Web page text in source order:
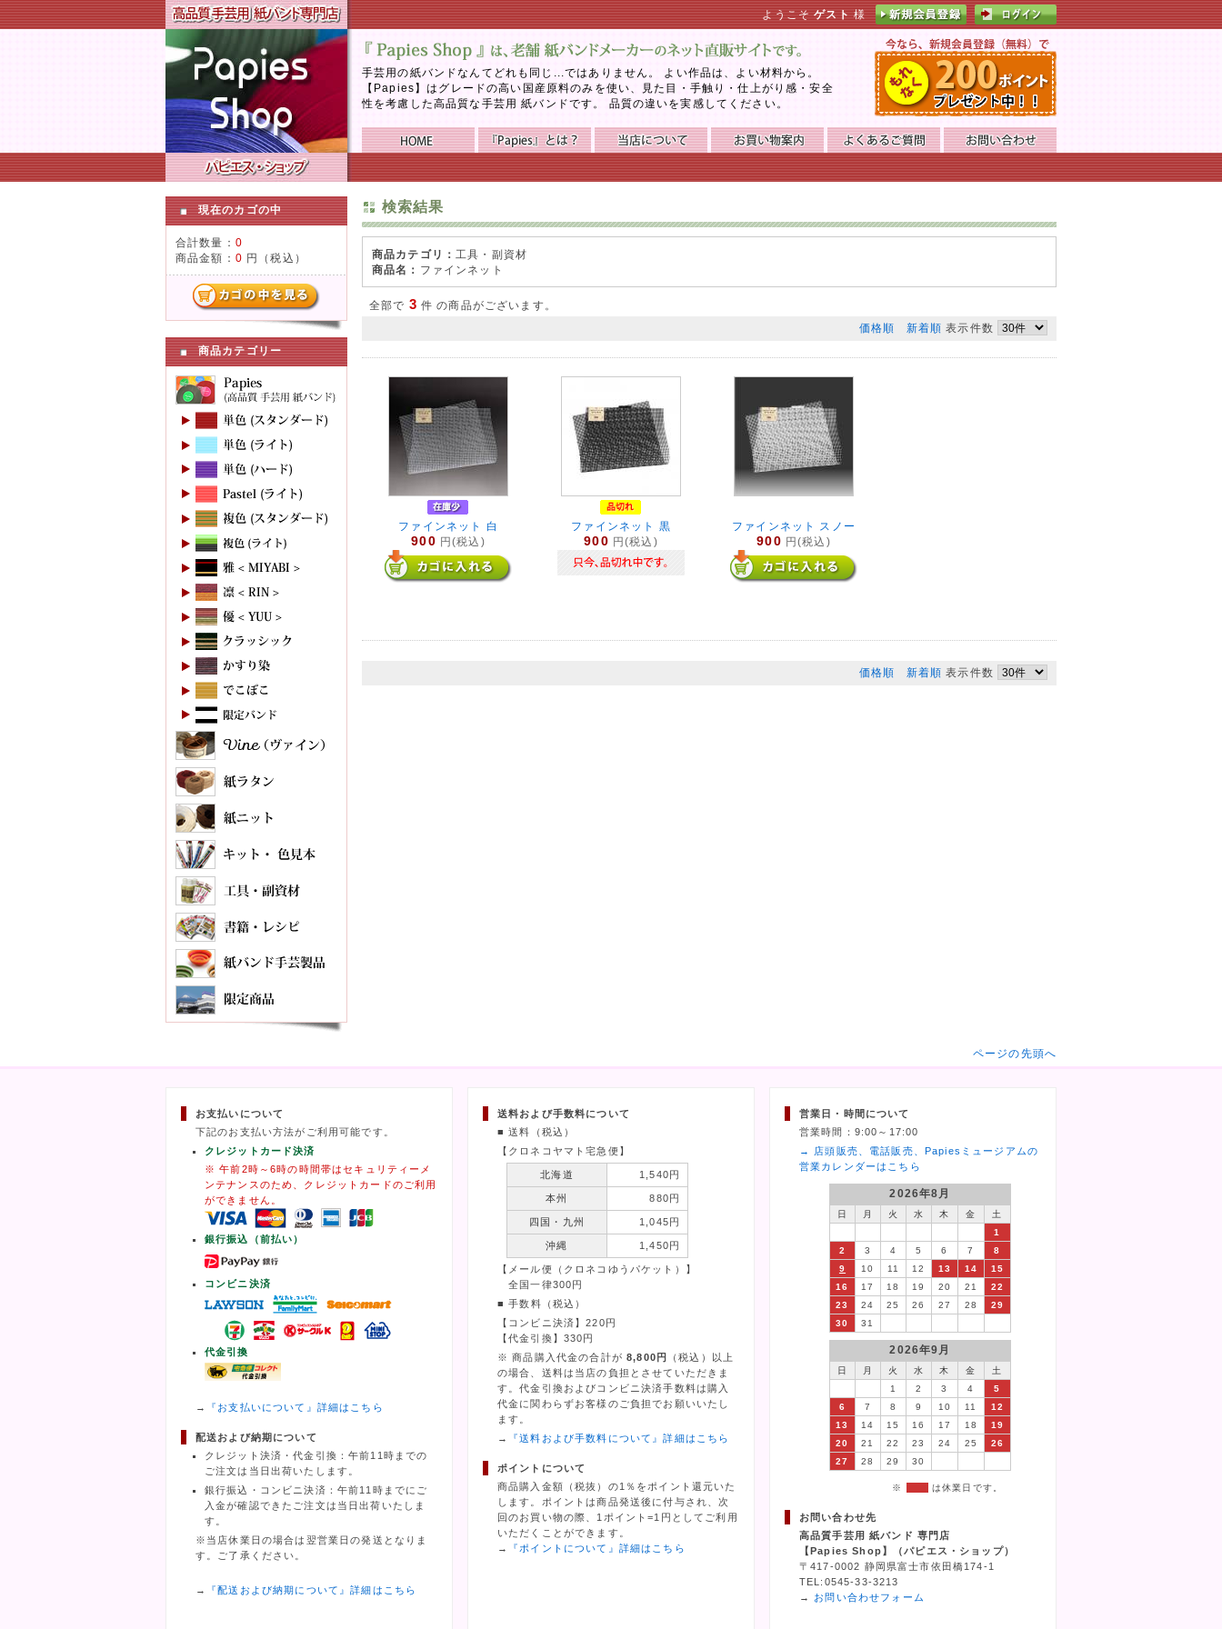
ようこそゲスト様
手芸用の紙バンドなんてどれも同じ...ではありません。 よい作品は、よい材料から。
【Papies】はグレードの高い国産原料のみを使い、見た目・手触り・仕上がり感・安全
性を考慮した高品質な手芸用 紙バンドです。 品質の違いを実感してください。
現在のカゴの中
合計数量： 0
商品金額： 0 円（税込）
商品カテゴリー
検索結果
商品カテゴリ： 工具・副資材
商品名： ファインネット
全部で 3 件 の商品がございます。
価格順
新着順 表示件数
ファインネット 白
900 円(税込)
ファインネット 黒
900 円(税込)
ファインネット スノー
900 円(税込)
価格順 新着順 表示件数
ページの先頭へ
お支払いについて
下記のお支払い方法がご利用可能です。
クレジットカード決済
※ 午前2時～6時の時間帯はセキュリティーメ
ンテナンスのため、クレジットカードのご利用
ができません。
銀行振込（前払い）
コンビニ決済
代金引換
→ 『お支払いについて』詳細はこちら
配送および納期について
クレジット決済・代金引換：午前11時までの
ご注文は当日出荷いたします。
銀行振込・コンビニ決済：午前11時までにご
入金が確認できたご注文は当日出荷いたしま
す。
※当店休業日の場合は翌営業日の発送となりま
す。ご了承ください。
→ 『配送および納期について』詳細はこちら
送料および手数料について
■ 送料（税込）
【クロネコヤマト宅急便】
北海道 1,540円
本州 880円
四国・九州 1,045円
沖縄 1,450円
【メール便（クロネコゆうパケット）】
全国一律300円
■ 手数料（税込）
【コンビニ決済】220円
【代金引換】330円
※ 商品購入代金の合計が 8,800円
（税込）以上
の場合、送料は当店の負担とさせていただきま
す。代金引換およびコンビニ決済手数料は購入
代金に関わらずお客様のご負担でお願いいたし
ます。
→
『送料および手数料について』詳細はこちら
ポイントについて
商品購入金額（税抜）の1％をポイント還元いた
します。ポイントは商品発送後に付与され、次
回のお買い物の際、1ポイント=1円としてご利用
いただくことができます。
→
『ポイントについて』詳細はこちら
営業日・時間について
営業時間：9:00～17:00
→ 店頭販売、電話販売、Papiesミュージアムの
営業カレンダーはこちら
2026年8月
日 月 火 水 木 金
土
1
2
3 4 5 6 7
8
9
10 11 12 13 14
15
16
17 18 19 20 21
22
23
24 25 26 27 28
29
30
31
2026年9月
日 月 火 水 木 金
土
1
2 3 4
5
6
7 8 9 10 11
12
13
14 15 16 17 18
19
20
21 22 23 24 25
26
27
28 29 30
※ は休業日です。
お問い合わせ先
高品質手芸用 紙バンド 専門店
【Papies Shop】（パピエス・ショップ）
〒417-0002 静岡県富士市依田橋174-1
TEL:0545-33-3213
→ お問い合わせフォーム